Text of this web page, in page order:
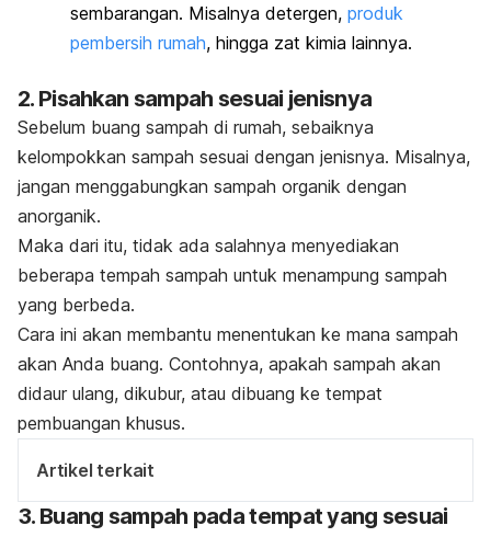
sembarangan. Misalnya detergen, produk
pembersih rumah, hingga zat kimia lainnya.
2. Pisahkan sampah sesuai jenisnya
Sebelum buang sampah di rumah, sebaiknya
kelompokkan sampah sesuai dengan jenisnya. Misalnya,
jangan menggabungkan sampah organik dengan
anorganik.
Maka dari itu, tidak ada salahnya menyediakan
beberapa tempah sampah untuk menampung sampah
yang berbeda.
Cara ini akan membantu menentukan ke mana sampah
akan Anda buang. Contohnya, apakah sampah akan
didaur ulang, dikubur, atau dibuang ke tempat
pembuangan khusus.
Artikel terkait
3. Buang sampah pada tempat yang sesuai